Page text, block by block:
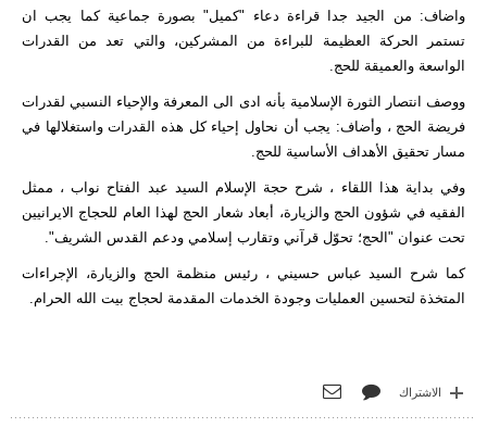
واضاف: من الجيد جدا قراءة دعاء "كميل" بصورة جماعية كما يجب ان
تستمر الحركة العظيمة للبراءة من المشركين، والتي تعد من القدرات
الواسعة والعميقة للحج.
ووصف انتصار الثورة الإسلامية بأنه ادى الى المعرفة والإحياء النسبي لقدرات
فريضة الحج ، وأضاف: يجب أن نحاول إحياء كل هذه القدرات واستغلالها في
مسار تحقيق الأهداف الأساسية للحج.
وفي بداية هذا اللقاء ، شرح حجة الإسلام السيد عبد الفتاح نواب ، ممثل
الفقيه في شؤون الحج والزيارة، أبعاد شعار الحج لهذا العام للحجاج الايرانيين
تحت عنوان "الحج؛ تحوّل قرآني وتقارب إسلامي ودعم القدس الشريف".
كما شرح السيد عباس حسيني ، رئيس منظمة الحج والزيارة، الإجراءات
المتخذة لتحسين العمليات وجودة الخدمات المقدمة لحجاج بيت الله الحرام.
الاشتراك